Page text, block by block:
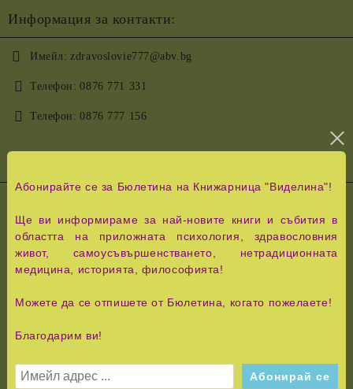
Информация за контакти:
Имейл: zdravoslovie777@abv.bg
Телефон: 0876 771 331
Телефон: 0876 777 156
Абонирай се за нашия бюлетин
zdravoslovie777@abv.bg
Абонирайте се за Бюлетина на Книжарница "Виделина"!
Ще ви информираме за най-новите книги и събития в
областта на приложната психология, здравословния
живот, самоусъвършенстването, нетрадиционната
медицина, историята, философията!
Можете да се отпишете от Бюлетина, когато пожелаете!
Благодарим ви!